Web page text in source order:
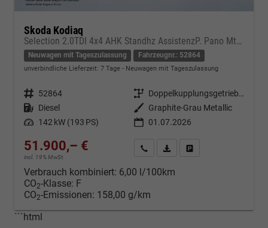
Skoda Kodiaq
Selection 2.0TDI 4x4 AHK Standhz AssistenzP. Pano MtrxLED PerformanceP. Nav
Neuwagen mit Tageszulassung Fahrzeugnr.: 52864
unverbindliche Lieferzeit: 7 Tage Neuwagen mit Tageszulassung
Fahrzeugnr. 52864 Getriebe
Doppelkupplungsgetriebe (DSG)
Kraftstoff Diesel Außenfarbe
Graphite-Grau Metallic
Leistung 142 kW (193 PS) 01.07.2026
51.900,– €
incl. 19% MwSt.
Kontakt & Angebot anfordern
PDF-Datei, Fahrzeugexposé
Verbrauch kombiniert: 6,00 l/100km
CO2-Klasse: F
CO2-Emissionen: 158,00 g/km
```html